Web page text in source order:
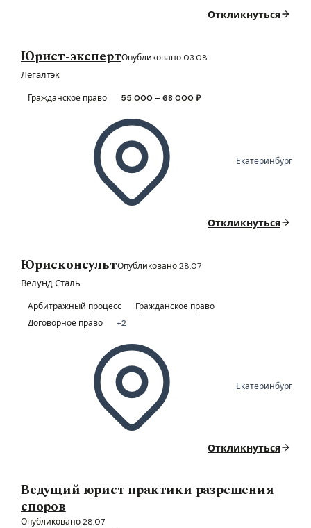
Откликнуться
Юрист-экспертОпубликовано 03.08
Легалтэк
Гражданское право 55 000 – 68 000 ₽
Екатеринбург
Откликнуться
ЮрисконсультОпубликовано 28.07
Велунд Сталь
Арбитражный процесс
Гражданское право
Договорное право
+2
Екатеринбург
Откликнуться
Ведущий юрист практики разрешения
споров
Опубликовано 28.07